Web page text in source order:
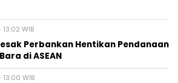
WIB
Perbankan Hentikan Pendanaan
di ASEAN
WIB